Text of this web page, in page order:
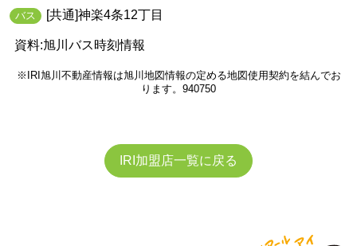
バス [共通]神楽4条12丁目
資料:旭川バス時刻情報
※IRI旭川不動産情報は旭川地図情報の定める地図使用契約を結んでお
ります。940750
IRI加盟店一覧に戻る